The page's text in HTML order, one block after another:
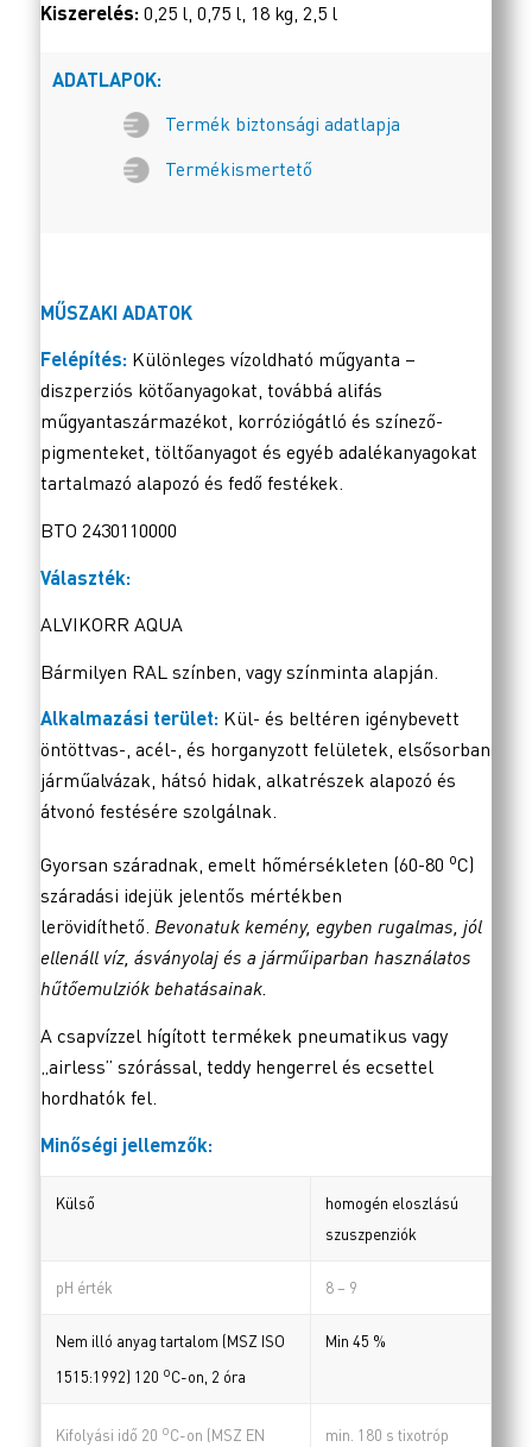
Kiszerelés: 0,25 l, 0,75 l, 18 kg, 2,5 l
ADATLAPOK:
Termék biztonsági adatlapja
Termékismertető
MŰSZAKI ADATOK
Felépítés: Különleges vízoldható műgyanta –
diszperziós kötőanyagokat, továbbá alifás
műgyantaszármazékot, korróziógátló és színező-
pigmenteket, töltőanyagot és egyéb adalékanyagokat
tartalmazó alapozó és fedő festékek.
BTO 2430110000
Választék:
ALVIKORR AQUA
Bármilyen RAL színben, vagy színminta alapján.
Alkalmazási terület: Kül- és beltéren igénybevett
öntöttvas-, acél-, és horganyzott felületek, elsősorban
járműalvázak, hátsó hidak, alkatrészek alapozó és
átvonó festésére szolgálnak.
Gyorsan száradnak, emelt hőmérsékleten (60-80 oC)
száradási idejük jelentős mértékben
lerövidíthető. Bevonatuk kemény, egyben rugalmas, jól
ellenáll víz, ásványolaj és a járműiparban használatos
hűtőemulziók behatásainak.
A csapvízzel hígított termékek pneumatikus vagy
„airless” szórással, teddy hengerrel és ecsettel
hordhatók fel.
Minőségi jellemzők:
Külső
homogén eloszlású
szuszpenziók
pH érték 8 – 9
Nem illó anyag tartalom (MSZ ISO
1515:1992) 120 oC-on, 2 óra
Min 45 %
Kifolyási idő 20 oC-on (MSZ EN
min. 180 s tixotróp